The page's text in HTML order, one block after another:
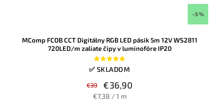
–5 %
MComp FCOB CCT Digitálny RGB LED pásik 5m 12V WS2811
720LED/m zaliate čipy v luminofóre IP20
✅ SKLADOM
€39 €36,90
€7,38 / 1 m